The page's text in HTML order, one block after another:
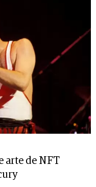
arte de NFT